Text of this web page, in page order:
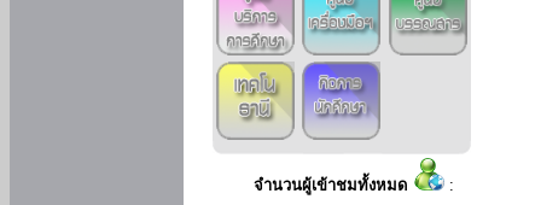
จำนวนผู้เข้าชมทั้งหมด :